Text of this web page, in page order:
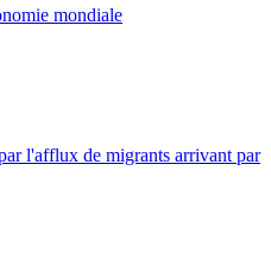
mondiale
l'afflux de migrants arrivant par